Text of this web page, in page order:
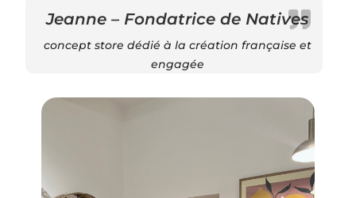
Jeanne – Fondatrice de Natives
concept store dédié à la création française et
engagée